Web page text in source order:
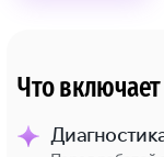
Что включает